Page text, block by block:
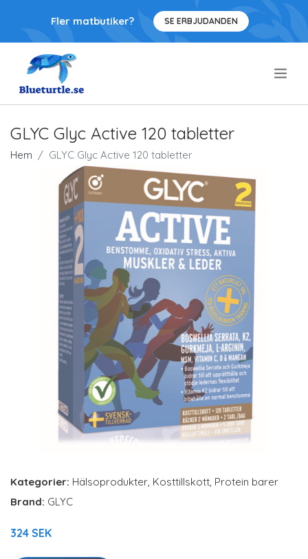
Fler matbutiker? SE ERBJUDANDEN
GLYC Glyc Active 120 tabletter
Hem GLYC Glyc Active 120 tabletter
Kategorier: Hälsoprodukter, Kosttillskott, Protein barer
Brand: GLYC
324 SEK